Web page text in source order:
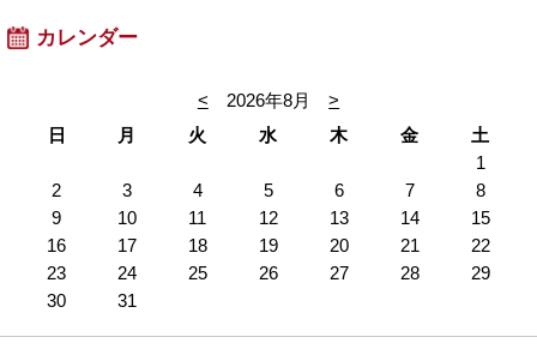
カレンダー
< 2026年8月
>
日
月 火 水 木 金
土
1
2
3 4 5 6 7
8
9
10 11 12 13 14
15
16
17 18 19 20 21
22
23
24 25 26 27 28
29
30
31